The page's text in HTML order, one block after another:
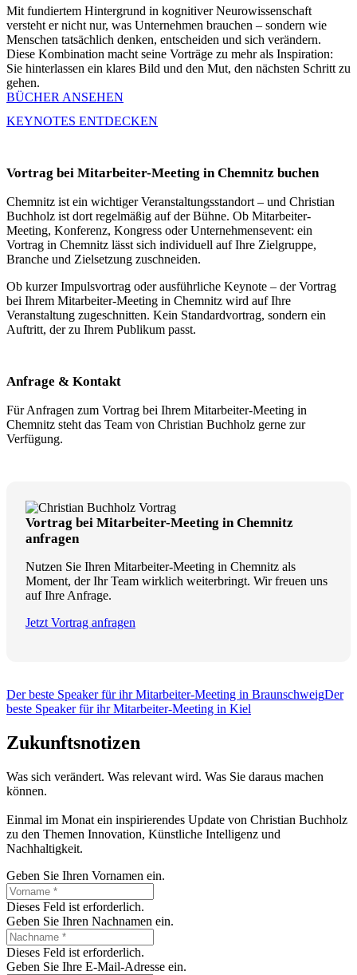
Mit fundiertem Hintergrund in kognitiver Neurowissenschaft
versteht er nicht nur, was Unternehmen brauchen – sondern wie
Menschen tatsächlich denken, entscheiden und sich verändern.
Diese Kombination macht seine Vorträge zu mehr als Inspiration:
Sie hinterlassen ein klares Bild und den Mut, den nächsten Schritt zu
gehen.
BÜCHER ANSEHEN
KEYNOTES ENTDECKEN
Vortrag bei Mitarbeiter-Meeting in Chemnitz buchen
Chemnitz ist ein wichtiger Veranstaltungsstandort – und Christian
Buchholz ist dort regelmäßig auf der Bühne. Ob Mitarbeiter-
Meeting, Konferenz, Kongress oder Unternehmensevent: ein
Vortrag in Chemnitz lässt sich individuell auf Ihre Zielgruppe,
Branche und Zielsetzung zuschneiden.
Ob kurzer Impulsvortrag oder ausführliche Keynote – der Vortrag
bei Ihrem Mitarbeiter-Meeting in Chemnitz wird auf Ihre
Veranstaltung zugeschnitten. Kein Standardvortrag, sondern ein
Auftritt, der zu Ihrem Publikum passt.
Anfrage & Kontakt
Für Anfragen zum Vortrag bei Ihrem Mitarbeiter-Meeting in
Chemnitz steht das Team von Christian Buchholz gerne zur
Verfügung.
Vortrag bei Mitarbeiter-Meeting in Chemnitz
anfragen
Nutzen Sie Ihren Mitarbeiter-Meeting in Chemnitz als
Moment, der Ihr Team wirklich weiterbringt. Wir freuen uns
auf Ihre Anfrage.
Jetzt Vortrag anfragen
Der beste Speaker für ihr Mitarbeiter-Meeting in BraunschweigDer
beste Speaker für ihr Mitarbeiter-Meeting in Kiel
Zukunftsnotizen
Was sich verändert. Was relevant wird. Was Sie daraus machen
können.
Einmal im Monat ein inspirierendes Update von Christian Buchholz
zu den Themen Innovation, Künstliche Intelligenz und
Nachhaltigkeit.
Geben Sie Ihren Vornamen ein.
Dieses Feld ist erforderlich.
Geben Sie Ihren Nachnamen ein.
Dieses Feld ist erforderlich.
Geben Sie Ihre E-Mail-Adresse ein.